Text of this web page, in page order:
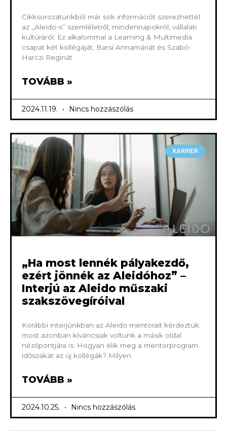
Cikksorozatunkból már sok információt szerezhettél
az „Aleido-s” szemléletről, mindennapokról, vállalati
kultúráról. Ez alkalommal a Learning & Multimedia
csapat két kollégáját, Barsi Annamáriát és Szabó-
Harczi Reginát
TOVÁBB »
2024.11.19. Nincs hozzászólás
KARRIER
„Ha most lennék pályakezdő,
ezért jönnék az Aleidóhoz” –
Interjú az Aleido műszaki
szakszövegíróival
Korábbi interjúnkban az Aleido mentorait kérdeztük,
most azonban kíváncsiak voltunk a másik oldal
nézőpontjára is. Hogyan élik meg a mentorprogram
időszakát az új kollégák? Milyen
TOVÁBB »
2024.10.25. Nincs hozzászólás